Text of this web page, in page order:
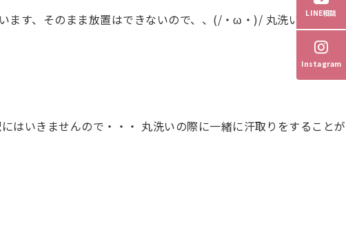
LINE相談
Instagram
、そのまま放置はできないので、、(/・ω・)/ 丸洗い・しみ抜
はいきませんので・・・ 丸洗いの際に一緒に汗取りをすることが